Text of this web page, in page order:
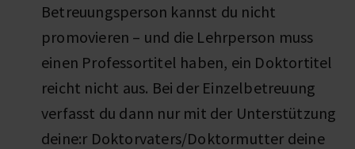
Betreuungsperson kannst du nicht
promovieren – und die Lehrperson muss
einen Professortitel haben, ein Doktortitel
reicht nicht aus. Bei der Einzelbetreuung
verfasst du dann nur mit der Unterstützung
deine:r Doktorvaters/Doktormutter deine